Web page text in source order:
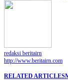
redaksi beritairn
http://www.beritairn.com
RELATED ARTICLES